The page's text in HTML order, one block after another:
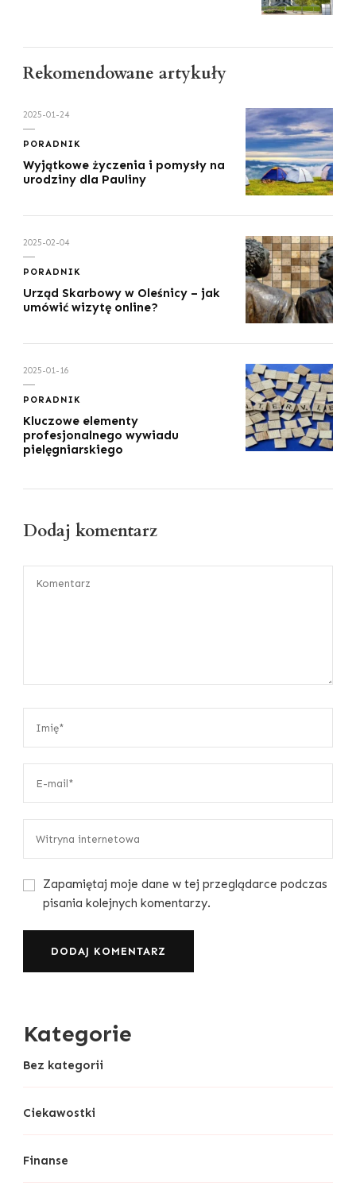
Rekomendowane artykuły
2025-01-24
PORADNIK
Wyjątkowe życzenia i pomysły na
urodziny dla Pauliny
2025-02-04
PORADNIK
Urząd Skarbowy w Oleśnicy – jak
umówić wizytę online?
2025-01-16
PORADNIK
Kluczowe elementy
profesjonalnego wywiadu
pielęgniarskiego
Dodaj komentarz
Zapamiętaj moje dane w tej przeglądarce podczas
pisania kolejnych komentarzy.
Kategorie
Bez kategorii
Ciekawostki
Finanse